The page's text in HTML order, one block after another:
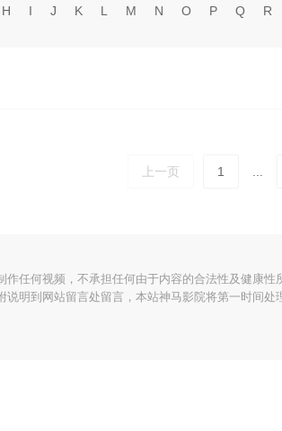
H I J K L M N O P Q R
上一页 1
任何视频，不承担任何由于内容的合法性及健康性
明到网站留言处留言，本站神马影院将第一时间处